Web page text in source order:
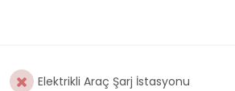
Elektrikli Araç Şarj İstasyonu